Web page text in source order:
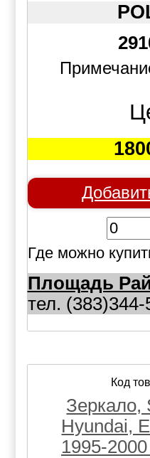
Где можно
Площадь
тел. (383)344-
Код
Зеркало,
Hyundai,
1995-2000